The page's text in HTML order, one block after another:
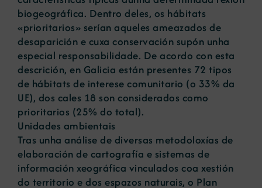
biogeográfica. Dentro deles, os hábitats
«prioritarios» serían aqueles ameazados de
desaparición e cuxa conservación supón unha
especial responsabilidade. De acordo con esta
descrición, en Galicia están presentes 72 tipos
de hábitats de interese comunitario (o 33% da
UE), dos cales 18 son considerados como
prioritarios (25% do total).
Unidades ambientais
Tras unha análise de diversas metodoloxías de
elaboración de cartografía e sistemas de
información xeográfica vinculados coa xestión
do territorio e dos espazos naturais, o Plan